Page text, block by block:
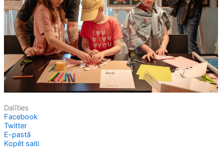
Dalīties
Facebook
Twitter
E-pastā
Kopēt saiti